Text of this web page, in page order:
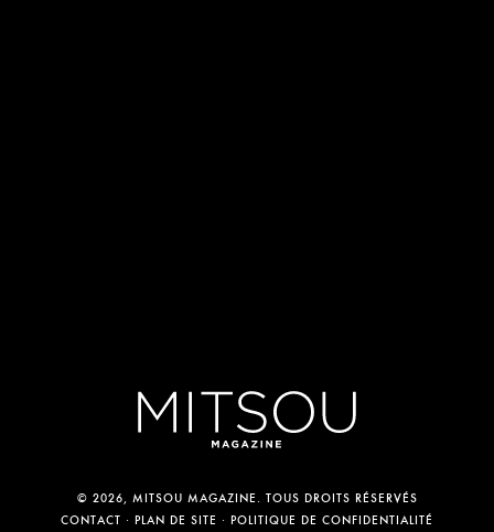
© 2026, MITSOU MAGAZINE. TOUS DROITS RÉSERVÉS
CONTACT
PLAN DE SITE POLITIQUE DE CONFIDENTIALITÉ